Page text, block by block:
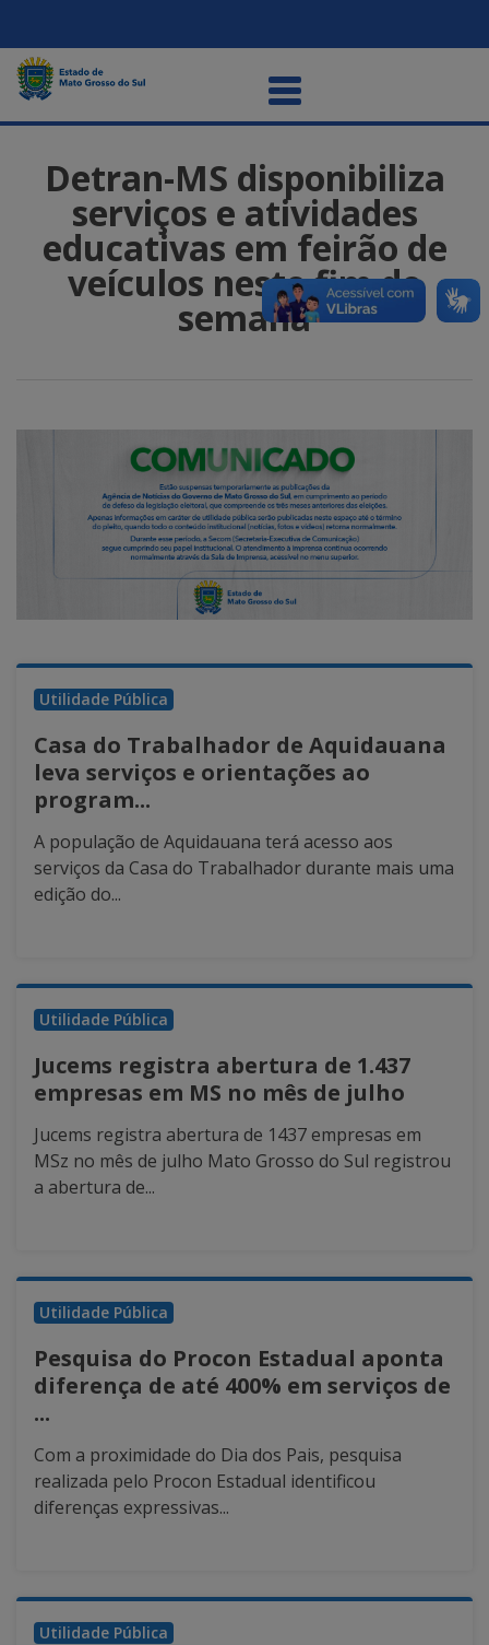
Detran-MS disponibiliza
serviços e atividades
educativas em feirão de
veículos neste fim de
semana
Utilidade Pública
Casa do Trabalhador de Aquidauana
leva serviços e orientações ao
program...
A população de Aquidauana terá acesso aos
serviços da Casa do Trabalhador durante mais uma
edição do...
Utilidade Pública
Jucems registra abertura de 1.437
empresas em MS no mês de julho
Jucems registra abertura de 1437 empresas em
MSz no mês de julho Mato Grosso do Sul registrou
a abertura de...
Utilidade Pública
Pesquisa do Procon Estadual aponta
diferença de até 400% em serviços de
...
Com a proximidade do Dia dos Pais, pesquisa
realizada pelo Procon Estadual identificou
diferenças expressivas...
Utilidade Pública